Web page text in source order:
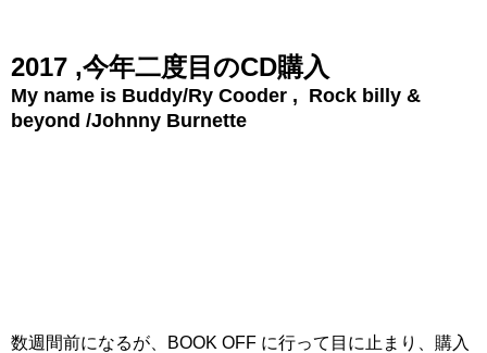
2017 ,今年二度目のCD購入
My name is Buddy/Ry Cooder , Rock billy &
beyond /Johnny Burnette
数週間前になるが、BOOK OFF に行って目に止まり、購入